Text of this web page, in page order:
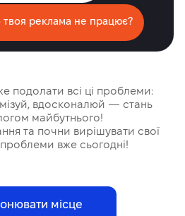
реклама не працює?
подолати всі ці проблеми:
вдосконалюй — стань
майбутнього!
та почни вирішувати свої
вже сьогодні!
місце